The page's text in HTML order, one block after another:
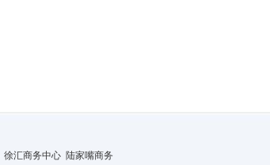
徐汇商务中心 陆家嘴商务